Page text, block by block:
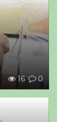
16 0